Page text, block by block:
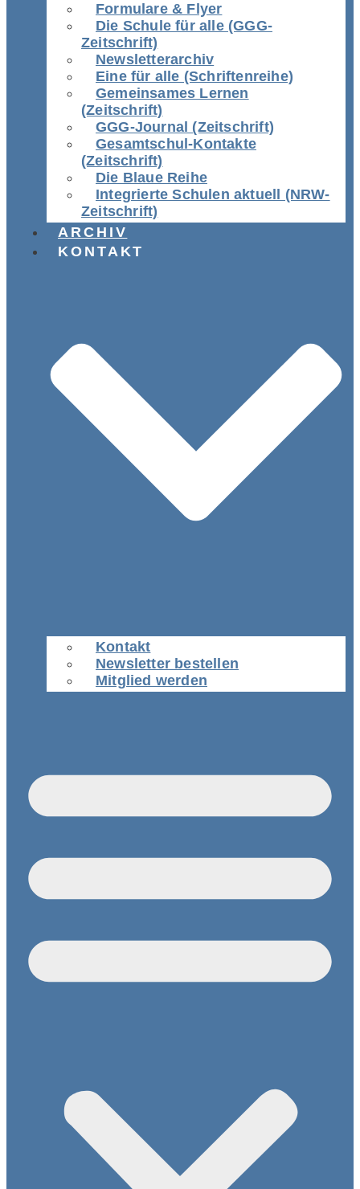
Formulare & Flyer
Die Schule für alle (GGG-
Zeitschrift)
Newsletterarchiv
Eine für alle (Schriftenreihe)
Gemeinsames Lernen
(Zeitschrift)
GGG-Journal (Zeitschrift)
Gesamtschul-Kontakte
(Zeitschrift)
Die Blaue Reihe
Integrierte Schulen aktuell (NRW-
Zeitschrift)
ARCHIV
KONTAKT
Kontakt
Newsletter bestellen
Mitglied werden